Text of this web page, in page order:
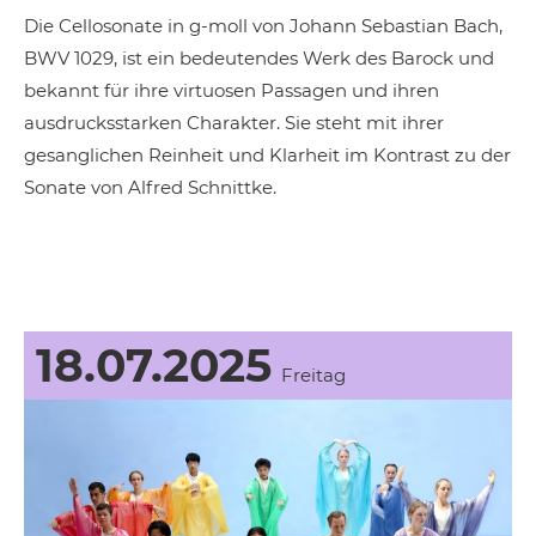
Die Cellosonate in g-moll von Johann Sebastian Bach,
BWV 1029, ist ein bedeutendes Werk des Barock und
bekannt für ihre virtuosen Passagen und ihren
ausdrucksstarken Charakter. Sie steht mit ihrer
gesanglichen Reinheit und Klarheit im Kontrast zu der
Sonate von Alfred Schnittke.
18.07.2025 Freitag